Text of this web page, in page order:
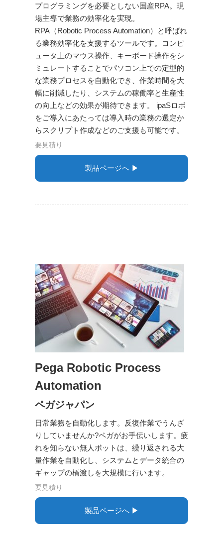
プログラミングを必要としない国産RPA。現
場主導で業務の効率化を実現。
RPA（Robotic Process Automation）と呼ばれ
る業務効率化を支援するツールです。コンピ
ュータ上のマウス操作、キーボード操作をシ
ミュレートすることでパソコン上での定型的
な業務プロセスを自動化でき、作業時間を大
幅に削減したり、システムの稼働率と生産性
の向上などの効果が期待できます。 ipaSロボ
をご導入にあたっては導入時の業務の選定か
らスクリプト作成などのご支援も可能です。
要見積り
製品ページへ ▶︎
Pega Robotic Process
Automation
ペガジャパン
日常業務を自動化します。反復作業でうんざ
りしていませんか?ペガがお手伝いします。疲
れを知らない無人ボットは、繰り返される大
量作業を自動化し、システムとデータ統合の
ギャップの橋渡しを大規模に行います。
要見積り
製品ページへ ▶︎